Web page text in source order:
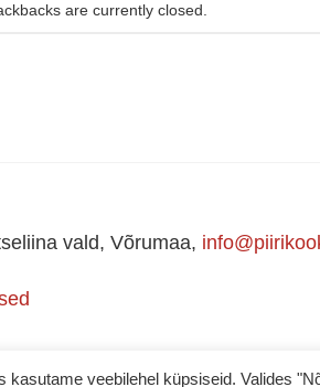
are currently closed.
vald, Võrumaa,
veebilehel küpsiseid. Valides